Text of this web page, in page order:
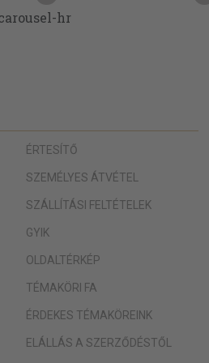
ÉRTESÍTŐ
SZEMÉLYES ÁTVÉTEL
SZÁLLÍTÁSI FELTÉTELEK
GYIK
OLDALTÉRKÉP
TÉMAKÖRI FA
ÉRDEKES TÉMAKÖREINK
ELÁLLÁS A SZERZŐDÉSTŐL